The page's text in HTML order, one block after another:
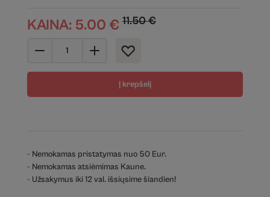
KAINA: 5.00 € 11.50€
Į krepšelį
- Nemokamas pristatymas nuo 50 Eur.
- Nemokamas atsiėmimas Kaune.
- Užsakymus iki 12 val. išsiųsime šiandien!